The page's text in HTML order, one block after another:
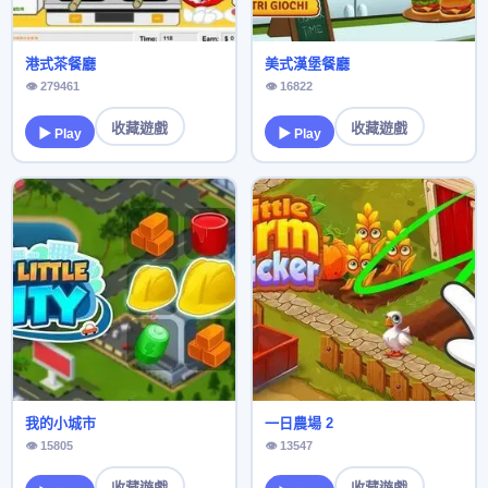
港式茶餐廳
👁 279461
▶ Play 收藏遊戲
美式漢堡餐廳
👁 16822
▶ Play 收藏遊戲
我的小城市
👁 15805
一日農場 2
👁 13547